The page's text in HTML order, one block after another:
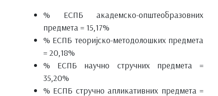
% ЕСПБ академско-општеобразовних
предмета = 15,17%
% ЕСПБ теоријско-методолошких предмета
= 20,18%
% ЕСПБ научно стручних предмета =
35,20%
% ЕСПБ стручно апликативних предмета =